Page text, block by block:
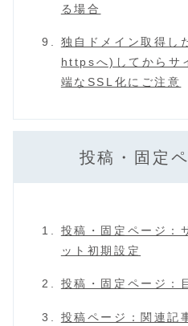
る場合
独自ドメイン取得し
httpsへ)してからサ
端なSSL化にご注意
投稿・固定
投稿・固定ページ：
ット初期設定
投稿・固定ページ：
投稿ページ：関連記